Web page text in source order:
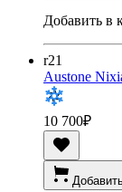
Добавить в
r21
Austone
10 700₽